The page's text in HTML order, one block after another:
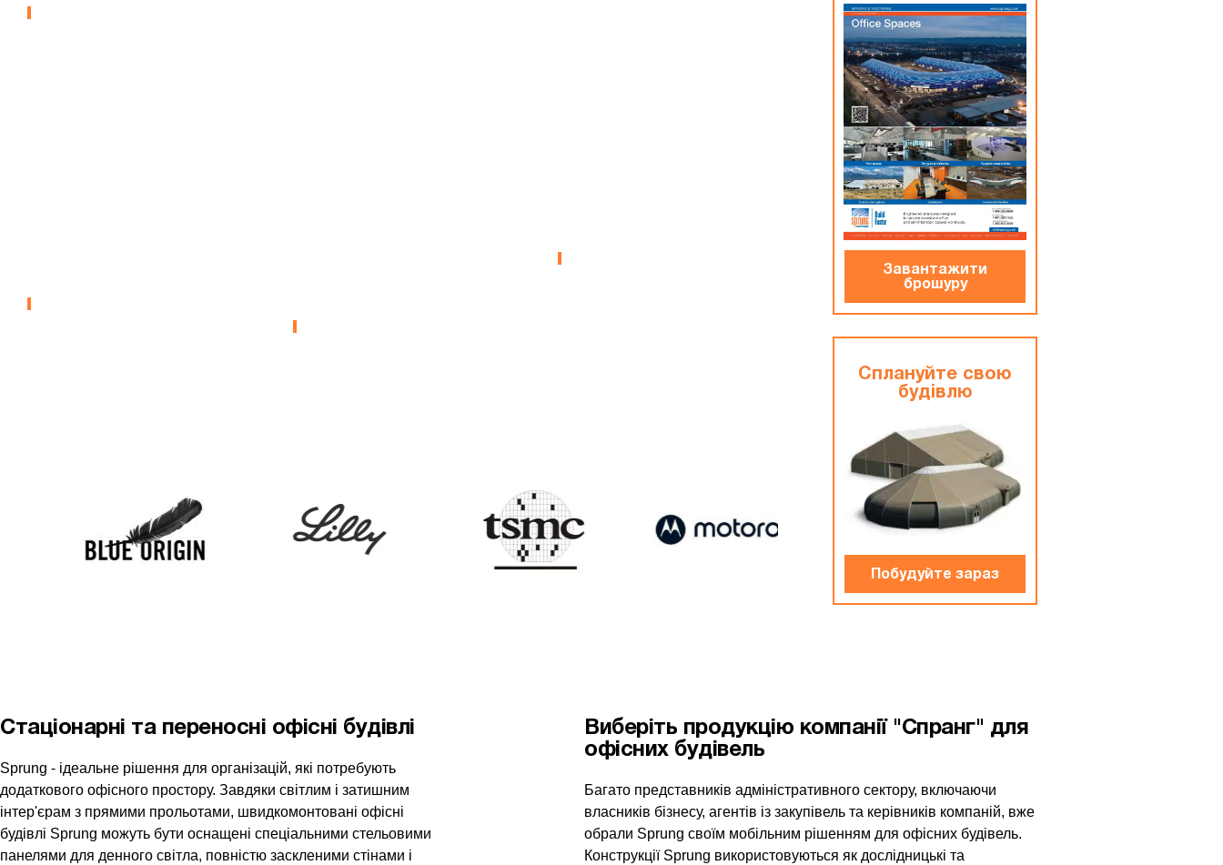
Завантажити
брошуру
Сплануйте свою
будiвлю
Побудуйте зараз
Стаціонарні та переносні офісні будівлі
Sprung - ідеальне рішення для організацій, які потребують
додаткового офісного простору. Завдяки світлим і затишним
інтер'єрам з прямими прольотами, швидкомонтовані офісні
будівлі Sprung можуть бути оснащені спеціальними стельовими
панелями для денного світла, повністю заскленими стінами і
Виберіть продукцiю компанії "Спранг" для
офісних будівель
Багато представників адміністративного сектору, включаючи
власників бізнесу, агентів із закупівель та керівників компаній, вже
обрали Sprung своїм мобільним рішенням для офісних будівель.
Конструкції Sprung використовуються як дослідницькі та